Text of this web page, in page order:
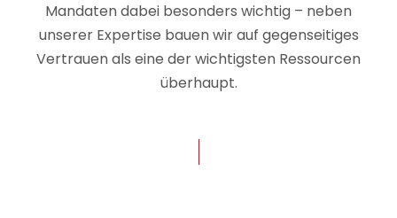
Mandaten dabei besonders wichtig – neben
unserer Expertise bauen wir auf gegenseitiges
Vertrauen als eine der wichtigsten Ressourcen
überhaupt.